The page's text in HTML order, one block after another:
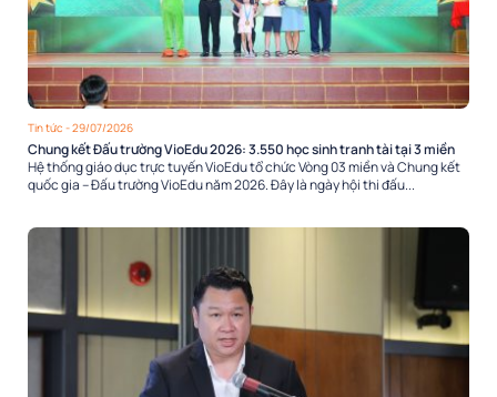
Tin tức - 29/07/2026
Chung kết Đấu trường VioEdu 2026: 3.550 học sinh tranh tài tại 3 miền
Hệ thống giáo dục trực tuyến VioEdu tổ chức Vòng 03 miền và Chung kết
quốc gia – Đấu trường VioEdu năm 2026. Đây là ngày hội thi đấu...